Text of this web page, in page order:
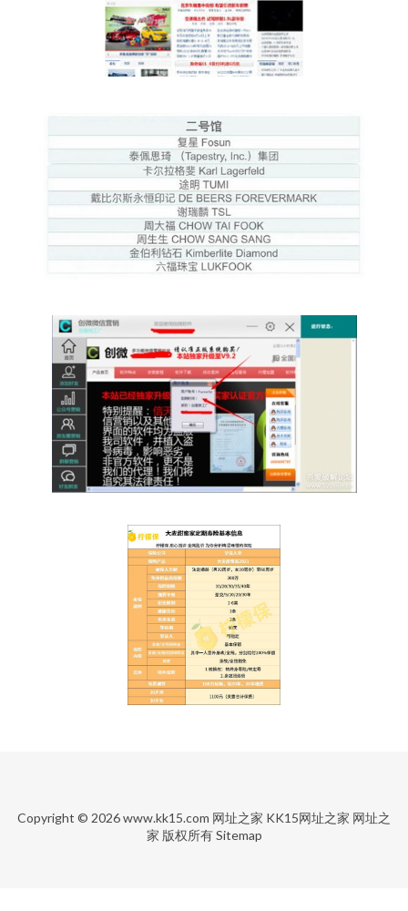
Copyright © 2026www.kk15.com 网址之家 KK15网址之家 网址之
家 版权所有Sitemap